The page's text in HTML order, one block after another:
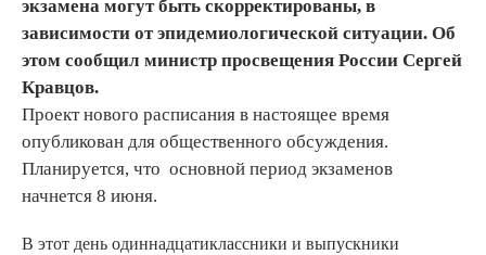
экзамена могут быть скорректированы, в
зависимости от эпидемиологической ситуации. Об
этом сообщил министр просвещения России Сергей
Кравцов.
Проект нового расписания в настоящее время
опубликован для общественного обсуждения.
Планируется, что основной период экзаменов
начнется 8 июня.
В этот день одиннадцатиклассники и выпускники